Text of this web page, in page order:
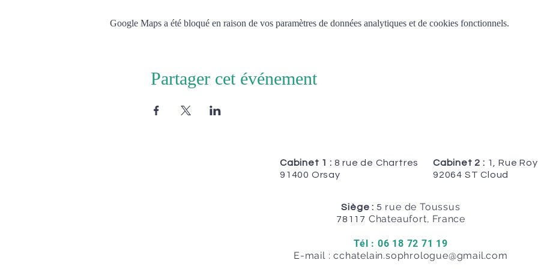
Google Maps a été bloqué en raison de vos paramètres de données analytiques et de cookies fonctionnels.
Partager cet événement
Cabinet 1 : 8 rue de Chartres
91400 Orsay
Cabinet 2 : 1, Rue
92064 ST Cloud
Siège : 5 rue de Toussus
78117 Chateaufort, France
Tél : 06 18 72 71 19
E-mail :cchatelain.sophrologue@gmail.com